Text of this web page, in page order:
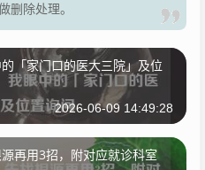
删除处理。
「家门口的医大三院」及位
2026-06-09 14:49:28
再用3招，附对应就诊科室